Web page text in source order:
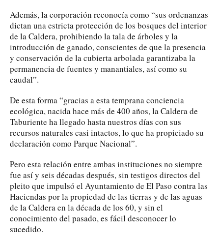
Además, la corporación reconocía como “sus ordenanzas
dictan una estricta protección de los bosques del interior
de la Caldera, prohibiendo la tala de árboles y la
introducción de ganado, conscientes de que la presencia
y conservación de la cubierta arbolada garantizaba la
permanencia de fuentes y manantiales, así como su
caudal”.
De esta forma “gracias a esta temprana conciencia
ecológica, nacida hace más de 400 años, la Caldera de
Taburiente ha llegado hasta nuestros días con sus
recursos naturales casi intactos, lo que ha propiciado su
declaración como Parque Nacional”.
Pero esta relación entre ambas instituciones no siempre
fue así y seis décadas después, sin testigos directos del
pleito que impulsó el Ayuntamiento de El Paso contra las
Haciendas por la propiedad de las tierras y de las aguas
de la Caldera en la década de los 60, y sin el
conocimiento del pasado, es fácil desconocer lo
sucedido.